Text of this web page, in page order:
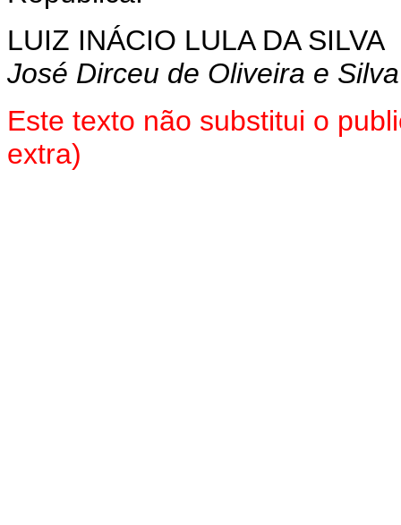
LUIZ INÁCIO LULA DA SILVA
José Dirceu de Oliveira e Silva
Este texto não substitui o
extra)